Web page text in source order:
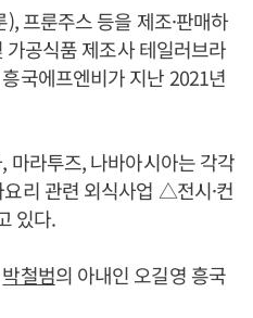
프룬주스 등을 제조·판매하
공식품 제조사 테일러브라
국에프엔비가 지난 2021년
마라투즈, 나바아시아는 각각
리 관련 외식사업 △전시·컨
있다.
박철범의 아내인 오길영 흥국